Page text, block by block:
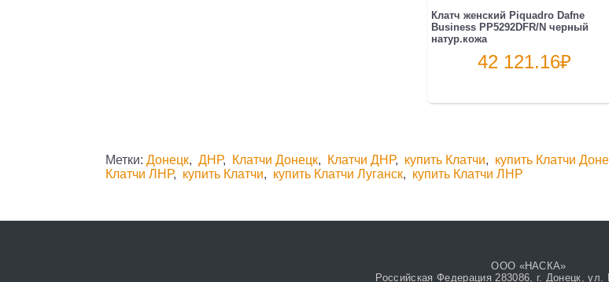
Клатч женский Piquadro Dafne
Business PP5292DFR/N черный
натур.кожа
42 121.16₽
Метки:Донецк,ДНР, Клатчи Донецк, Клатчи ДНР, купить Клатчи, купить Клатчи
Клатчи ЛНР, купить Клатчи, купить Клатчи Луганск, купить Клатчи ЛНР
ООО «НАСКА»
Российская Федерация 283086, г. Донецк, ул.